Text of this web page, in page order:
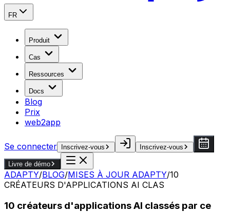
FR
Produit
Cas
Ressources
Docs
Blog
Prix
web2app
Se connecter Inscrivez-vous Inscrivez-vous
Livre de démo
ADAPTY/BLOG/MISES À JOUR ADAPTY/10
CRÉATEURS D'APPLICATIONS AI CLAS
10 créateurs d'applications AI classés par ce